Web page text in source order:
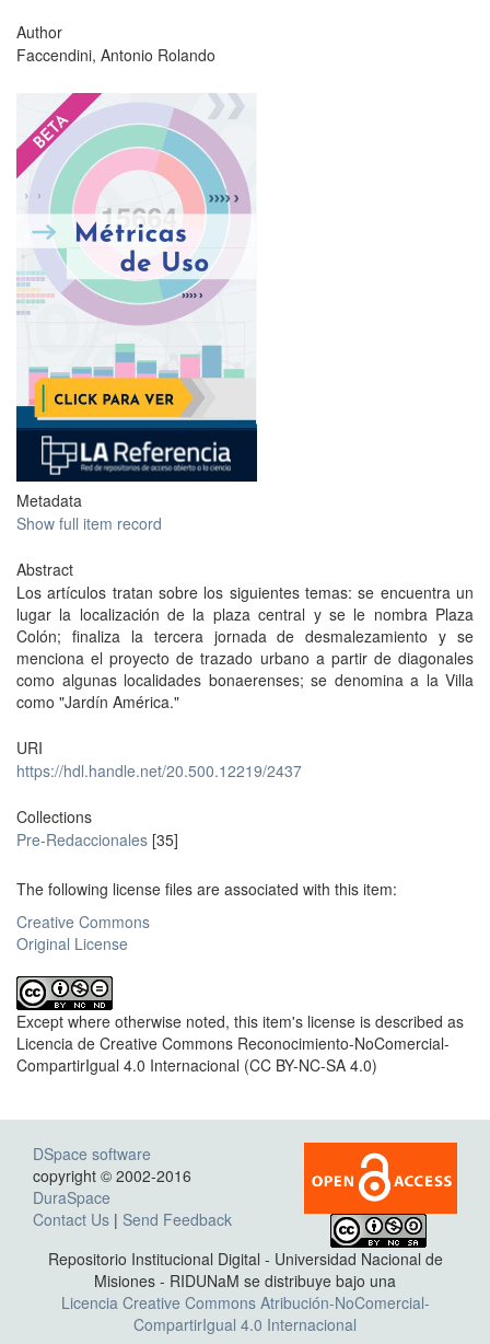
Author
Faccendini, Antonio Rolando
?
Metadata
Show full item record
Abstract
Los artículos tratan sobre los siguientes temas: se encuentra un
lugar la localización de la plaza central y se le nombra Plaza
Colón; finaliza la tercera jornada de desmalezamiento y se
menciona el proyecto de trazado urbano a partir de diagonales
como algunas localidades bonaerenses; se denomina a la Villa
como "Jardín América."
URI
https://hdl.handle.net/20.500.12219/2437
Collections
Pre-Redaccionales [35]
The following license files are associated with this item:
Creative Commons
Original License
Except where otherwise noted, this item's license is described as
Licencia de Creative Commons Reconocimiento-NoComercial-
CompartirIgual 4.0 Internacional (CC BY-NC-SA 4.0)
DSpace software
copyright © 2002-2016
DuraSpace
Contact Us | Send Feedback
Repositorio Institucional Digital - Universidad Nacional de
Misiones - RIDUNaM se distribuye bajo una
Licencia Creative Commons Atribución-NoComercial-
CompartirIgual 4.0 Internacional